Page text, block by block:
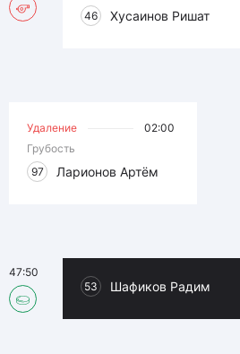
46
Хусаинов Ришат
Удаление
02:00
Грубость
97
Ларионов Артём
53 Шафиков Радим
47:50